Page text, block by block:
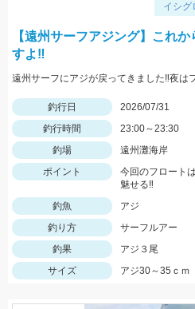
イシグ
【遠州サーフアジング】これ
すよ‼
釣行日
2026/07/31
釣行時間
23:00～23:30
釣場
遠州灘海岸
ポイント
今回のフロート
魅せる‼
釣魚
アジ
釣り方
サーフルアー
釣果
アジ３尾
サイズ
アジ30～35ｃｍ